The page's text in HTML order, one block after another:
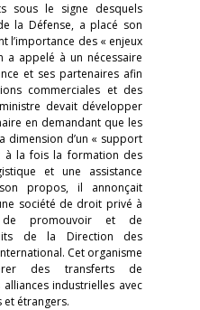
sous le signe desquels
la Défense, a placé son
l’importance des « enjeux
a appelé à un nécessaire
et ses partenaires afin
commerciales et des
devait développer
en demandant que les
dimension d’un « support
à la fois la formation des
et une assistance
propos, il annonçait
société de droit privé à
de promouvoir et de
de la Direction des
Cet organisme
des transferts de
industrielles avec
et étrangers.